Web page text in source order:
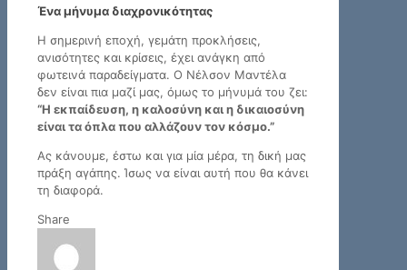
Ένα μήνυμα διαχρονικότητας
Η σημερινή εποχή, γεμάτη προκλήσεις,
ανισότητες και κρίσεις, έχει ανάγκη από
φωτεινά παραδείγματα. Ο Νέλσον Μαντέλα
δεν είναι πια μαζί μας, όμως το μήνυμά του ζει:
“Η εκπαίδευση, η καλοσύνη και η δικαιοσύνη
είναι τα όπλα που αλλάζουν τον κόσμο.”
Ας κάνουμε, έστω και για μία μέρα, τη δική μας
πράξη αγάπης. Ίσως να είναι αυτή που θα κάνει
τη διαφορά.
Share